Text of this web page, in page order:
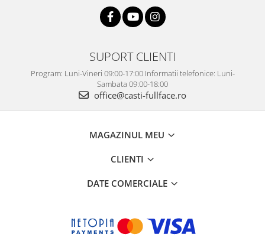
SUPORT CLIENTI
Program: Luni-Vineri 09:00-17:00 Informatii telefonice: Luni-
Sambata 09:00-18:00
office@casti-fullface.ro
MAGAZINUL MEU
CLIENTI
DATE COMERCIALE